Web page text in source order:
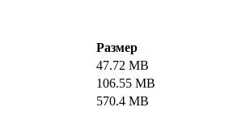
Размер
47.72 MB
106.55 MB
570.4 MB